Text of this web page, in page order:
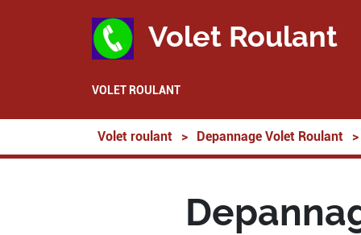
Volet Roulant
VOLET ROULANT
Volet roulant > Depannage Volet Roulant >